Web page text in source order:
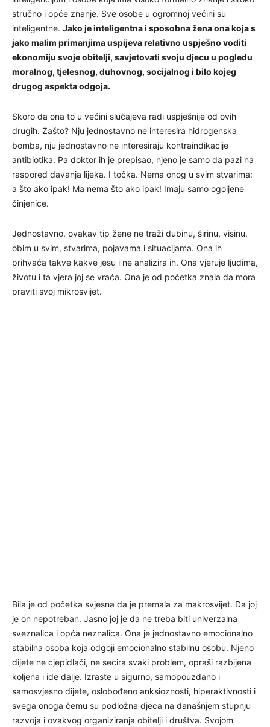
stručno i opće znanje. Sve osobe u ogromnoj većini su
inteligentne. Jako je inteligentna i sposobna žena ona koja s
jako malim primanjima uspijeva relativno uspješno voditi
ekonomiju svoje obitelji, savjetovati svoju djecu u pogledu
moralnog, tjelesnog, duhovnog, socijalnog i bilo kojeg
drugog aspekta odgoja.
Skoro da ona to u većini slučajeva radi uspješnije od ovih
drugih. Zašto? Nju jednostavno ne interesira hidrogenska
bomba, nju jednostavno ne interesiraju kontraindikacije
antibiotika. Pa doktor ih je prepisao, njeno je samo da pazi na
raspored davanja lijeka. I točka. Nema onog u svim stvarima:
a što ako ipak! Ma nema što ako ipak! Imaju samo ogoljene
činjenice.
Jednostavno, ovakav tip žene ne traži dubinu, širinu, visinu,
obim u svim, stvarima, pojavama i situacijama. Ona ih
prihvaća takve kakve jesu i ne analizira ih. Ona vjeruje ljudima,
životu i ta vjera joj se vraća. Ona je od početka znala da mora
praviti svoj mikrosvijet.
Bila je od početka svjesna da je premala za makrosvijet. Da joj
je on nepotreban. Jasno joj je da ne treba biti univerzalna
sveznalica i opća neznalica. Ona je jednostavno emocionalno
stabilna osoba koja odgoji emocionalno stabilnu osobu. Njeno
dijete ne cjepidlači, ne secira svaki problem, opraši razbijena
koljena i ide dalje. Izraste u sigurno, samopouzdano i
samosvjesno dijete, oslobođeno anksioznosti, hiperaktivnosti i
svega onoga čemu su podložna djeca na današnjem stupnju
razvoja i ovakvog organiziranja obitelji i društva. Svojom